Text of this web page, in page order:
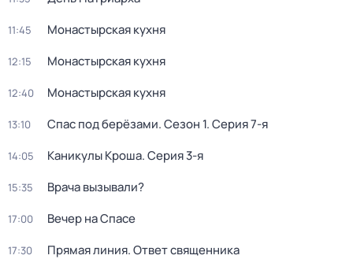
11:45 Монастырская кухня
12:15 Монастырская кухня
12:40 Монастырская кухня
13:10 Спас под берёзами. Сезон 1. Серия 7-я
14:05 Каникулы Кроша. Серия 3-я
15:35 Врача вызывали?
17:00 Вечер на Спасе
17:30 Прямая линия. Ответ священника